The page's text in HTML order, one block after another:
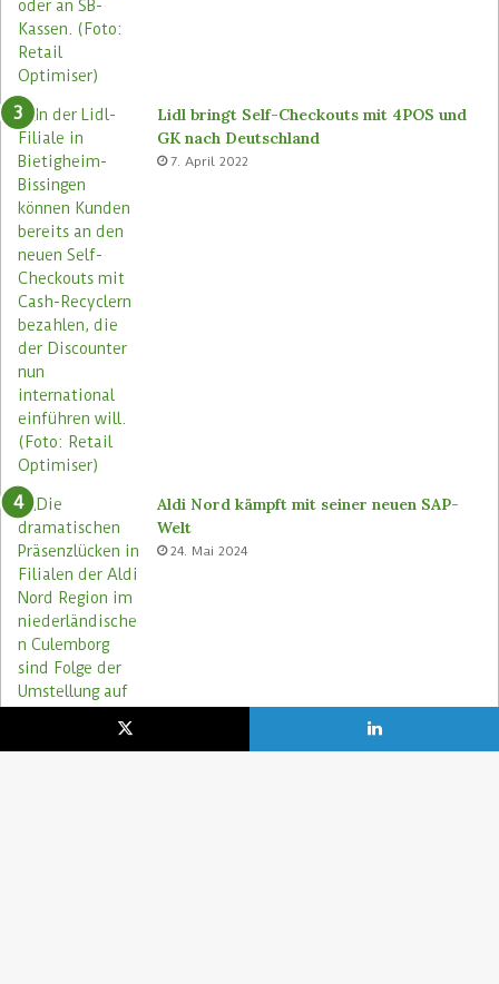
Lidl bringt Self-Checkouts mit 4POS und
GK nach Deutschland
7. April 2022
Aldi Nord kämpft mit seiner neuen SAP-
Welt
24. Mai 2024